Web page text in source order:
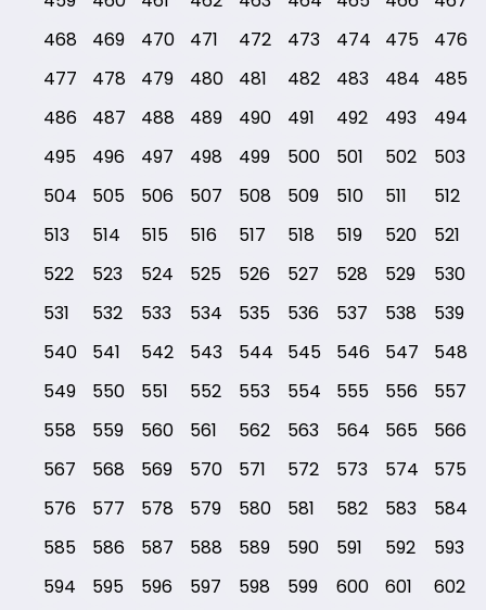
468
469 470 471 472 473 474 475
476
477
478 479 480 481 482 483 484
485
486
487 488 489 490 491 492 493
494
495
496 497 498 499 500 501 502
503
504
505 506 507 508 509 510 511
512
513
514 515 516 517 518 519 520
521
522
523 524 525 526 527 528 529
530
531
532 533 534 535 536 537 538
539
540
541 542 543 544 545 546 547
548
549
550 551 552 553 554 555 556
557
558
559 560 561 562 563 564 565
566
567
568 569 570 571 572 573 574
575
576
577 578 579 580 581 582 583
584
585
586 587 588 589 590 591 592
593
594
595 596 597 598 599 600 601
602